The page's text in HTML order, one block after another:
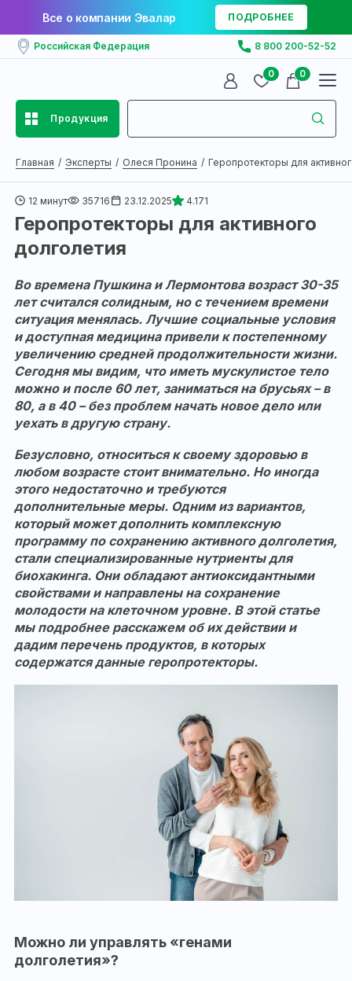
Все о компании Эвалар ПОДРОБНЕЕ
Российская Федерация 8 800 200-52-52
0 0
Продукция
Главная Эксперты Олеся Пронина Геропротекторы для
12 минут 35716 23.12.2025 4.171
Геропротекторы для активного
долголетия
Во времена Пушкина и Лермонтова возраст 30-35
лет считался солидным, но с течением времени
ситуация менялась. Лучшие социальные условия
и доступная медицина привели к постепенному
увеличению средней продолжительности жизни.
Сегодня мы видим, что иметь мускулистое тело
можно и после 60 лет, заниматься на брусьях – в
80, а в 40 – без проблем начать новое дело или
уехать в другую страну.
Безусловно, относиться к своему здоровью в
любом возрасте стоит внимательно. Но иногда
этого недостаточно и требуются
дополнительные меры. Одним из вариантов,
который может дополнить комплексную
программу по сохранению активного долголетия,
стали специализированные нутриенты для
биохакинга. Они обладают антиоксидантными
свойствами и направлены на сохранение
молодости на клеточном уровне. В этой статье
мы подробнее расскажем об их действии и
дадим перечень продуктов, в которых
содержатся данные геропротекторы.
Можно ли управлять «генами
долголетия»?